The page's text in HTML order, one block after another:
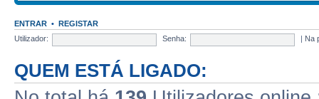
ENTRAR • REGISTAR
Utilizador:
Senha: Na
QUEM ESTÁ LIGADO: